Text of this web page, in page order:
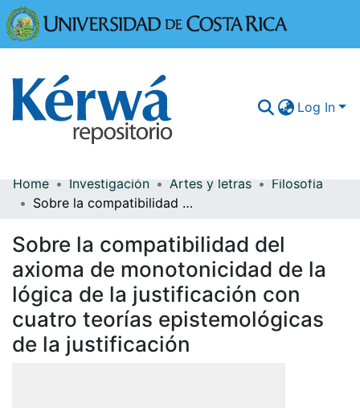
Log In
Communities & Collections
Browse Kérwá
Statistics
Home Investigación Artes y letras
Filosofía
Sobre la compatibilidad del axioma de monotonicidad de la lógica de la justificación con cuatro teorías epistemológicas de la justificación
Sobre la compatibilidad del
axioma de monotonicidad de la
lógica de la justificación con
cuatro teorías epistemológicas
de la justificación